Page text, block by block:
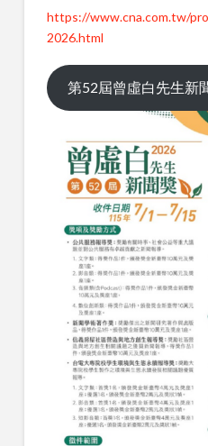
https://www.cna.com.tw/
2026.html
第52屆曾虛白先生新